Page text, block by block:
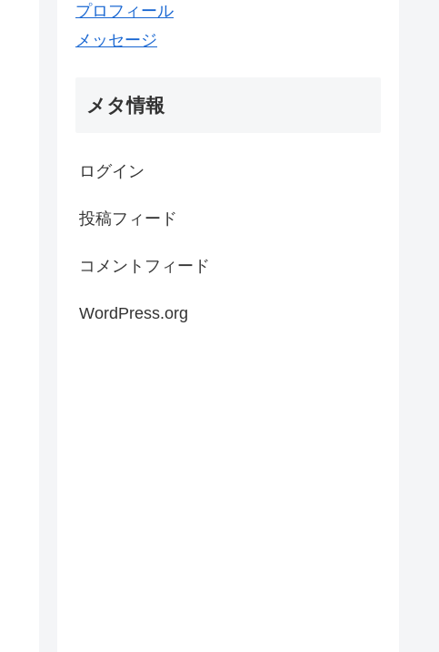
プロフィール
メッセージ
メタ情報
ログイン
投稿フィード
コメントフィード
WordPress.org